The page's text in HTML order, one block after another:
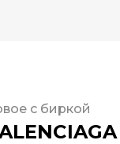
с биркой